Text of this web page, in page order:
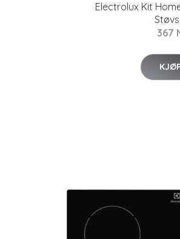
Electrolux Kit
367